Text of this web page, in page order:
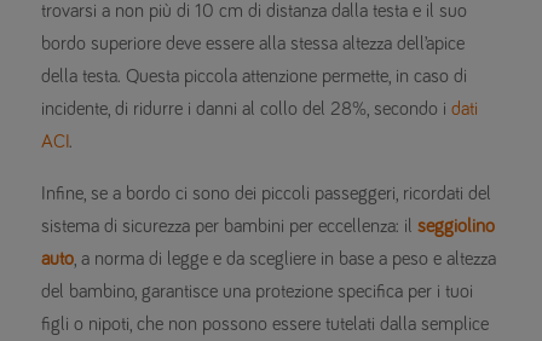
trovarsi a non più di 10 cm di distanza dalla testa e il suo
bordo superiore deve essere alla stessa altezza dell’apice
della testa. Questa piccola attenzione permette, in caso di
incidente, di ridurre i danni al collo del 28%, secondo i dati
ACI .
Infine, se a bordo ci sono dei piccoli passeggeri, ricordati del
sistema di sicurezza per bambini per eccellenza: il seggiolino
auto, a norma di legge e da scegliere in base a peso e altezza
del bambino, garantisce una protezione specifica per i tuoi
figli o nipoti, che non possono essere tutelati dalla semplice